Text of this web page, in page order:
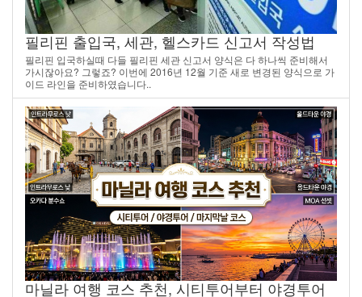
필리핀 출입국, 세관, 헬스카드 신고서 작성법
필리핀 입국하실때 다들 필리핀 세관 신고서 양식은 다 하나씩 준비해서
가시잖아요? 그렇죠? 이번에 2016년 12월 기준 새로 변경된 양식으로 가
이드 라인을 준비하였습니다..
마닐라 여행 코스 추천, 시티투어부터 야경투어